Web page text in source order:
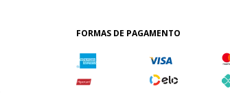
FORMAS DE PAGAMENTO